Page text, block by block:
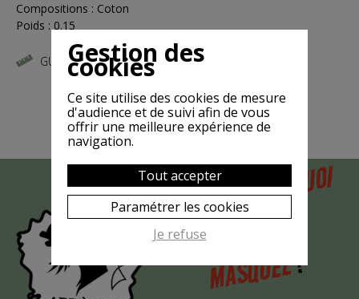
Compositions : Coton
Poids : 0.15
GUIDE DES TAILLES
MAISPOURQUOI
LA CHÈVRE
EST-ELLE
MASQUÉE?
Gestion des
cookies
Ce site utilise des cookies de mesure
d'audience et de suivi afin de vous
offrir une meilleure expérience de
navigation.
Tout accepter
Paramétrer les cookies
Je refuse